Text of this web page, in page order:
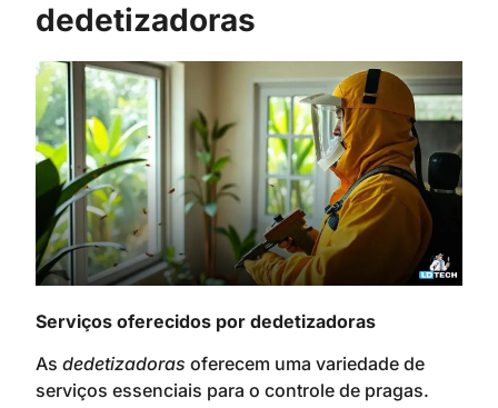
dedetizadoras
Serviços oferecidos por dedetizadoras
As dedetizadoras oferecem uma variedade de
serviços essenciais para o controle de pragas.